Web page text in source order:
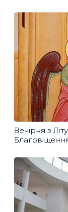
Вечірня з